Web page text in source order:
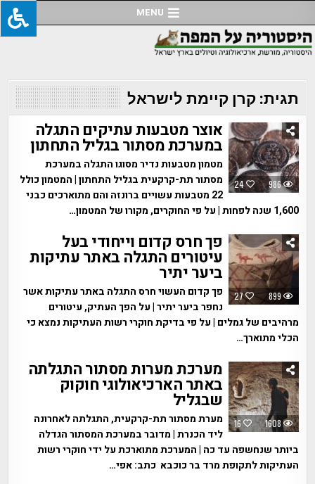
to
content
MENU
תגית:קרן קיימת לישראל
24 986
אוצר מטבעות עתיקים התגלה
במערכת מסתור בגליל התחתון
מטמון מטבעות נדיר מסוגו התגלה במערכת
מסתור תת-קרקעית בגליל התחתון | המטמון כולל
22 מטבעות עשויים ברונזה והם מתוארכים כבני
1,600 שנה לפחות | על פי החוקרים, מקורו של המטמון…
27 899
פך חרס קדום וייחודי בעל
עיטורים התגלה באתר עתיקות
ביער יתיר
פך קדום העשוי חרס התגלה באתר עתיקות אשר
נחפר ביער יתיר | על הפך העתיק, עיטורים
מרהיבים של גמלים | על פי בדיקת חוקרי רשות העתיקות נמצא כי
הכלי מתוארך…
16 1608
מערכת מערות מסתור התגלתה
באתר הארכיאולוגי חוקוק
שבגליל
מערת מסתור תת-קרקעית, התגלתה לאחרונה
ליד הכנרת | מדובר במערכת המסתור הגדלה
ביותר שנחשפה עד כה | המערכת מתוארכת על ידי חוקרי רשות
העתיקות לתקופת מרד בר כוכבא כתב: אפי…